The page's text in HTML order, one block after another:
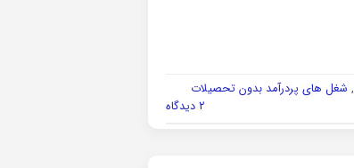
, شغل های پردرآمد بدون تحصیلات
۲ دیدگاه